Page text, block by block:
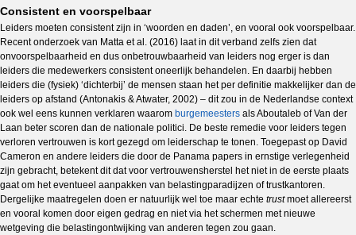
Consistent en voorspelbaar
Leiders moeten consistent zijn in ‘woorden en daden’, en vooral ook voorspelbaar.
Recent onderzoek van Matta et al. (2016) laat in dit verband zelfs zien dat
onvoorspelbaarheid en dus onbetrouwbaarheid van leiders nog erger is dan
leiders die medewerkers consistent oneerlijk behandelen. En daarbij hebben
leiders die (fysiek) ‘dichterbij’ de mensen staan het per definitie makkelijker dan de
leiders op afstand (Antonakis & Atwater, 2002) – dit zou in de Nederlandse context
ook wel eens kunnen verklaren waarom burgemeesters als Aboutaleb of Van der
Laan beter scoren dan de nationale politici. De beste remedie voor leiders tegen
verloren vertrouwen is kort gezegd om leiderschap te tonen. Toegepast op David
Cameron en andere leiders die door de Panama papers in ernstige verlegenheid
zijn gebracht, betekent dit dat voor vertrouwensherstel het niet in de eerste plaats
gaat om het eventueel aanpakken van belastingparadijzen of trustkantoren.
Dergelijke maatregelen doen er natuurlijk wel toe maar echte trustmoet allereerst
en vooral komen door eigen gedrag en niet via het schermen met nieuwe
wetgeving die belastingontwijking van anderen tegen zou gaan.